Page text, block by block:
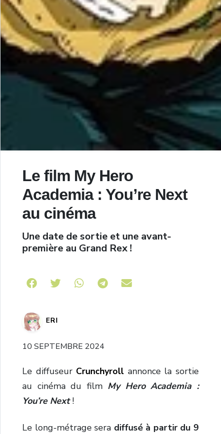
Le film My Hero
Academia : You’re Next
au cinéma
Une date de sortie et une avant-
première au Grand Rex !
Share on Telegram
ERI
10 SEPTEMBRE 2024
Le diffuseur Crunchyroll annonce la sortie
au cinéma du film My Hero Academia :
You’re Next!
Le long-métrage sera diffusé à partir du 9